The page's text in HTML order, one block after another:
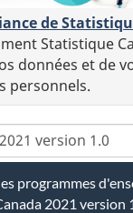
de
Statistique
données et de
personnels.
programmes
2021 version